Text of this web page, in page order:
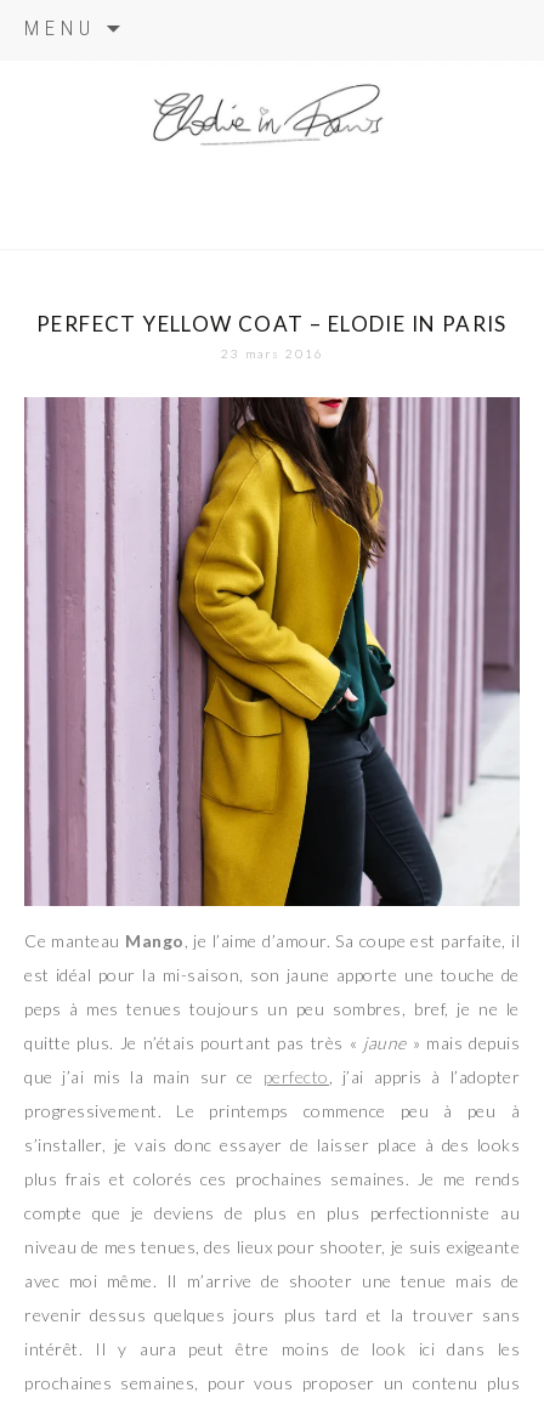
MENU
PERFECT YELLOW COAT – ELODIE IN PARIS
23 mars 2016
Ce manteau Mango , je l’aime d’amour. Sa coupe est parfaite, il
est idéal pour la mi-saison, son jaune apporte une touche de
peps à mes tenues toujours un peu sombres, bref, je ne le
quitte plus. Je n’étais pourtant pas très « jaune» mais depuis
que j’ai mis la main sur ce perfecto , j’ai appris à l’adopter
progressivement. Le printemps commence peu à peu à
s’installer, je vais donc essayer de laisser place à des looks
plus frais et colorés ces prochaines semaines. Je me rends
compte que je deviens de plus en plus perfectionniste au
niveau de mes tenues, des lieux pour shooter, je suis exigeante
avec moi même. Il m’arrive de shooter une tenue mais de
revenir dessus quelques jours plus tard et la trouver sans
intérêt. Il y aura peut être moins de look ici dans les
prochaines semaines, pour vous proposer un contenu plus